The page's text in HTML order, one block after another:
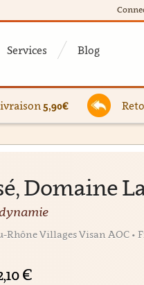
Services Blog
5,90€
Domaine
Rhône Villages Visan AOC •
€